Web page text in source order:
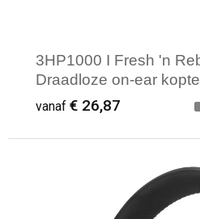
3HP1000 I Fresh 'n
Draadloze on-ear
vanaf € 26,87
Minimale afname: 1